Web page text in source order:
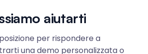
aiutarti
per rispondere a
una demo personalizzata o